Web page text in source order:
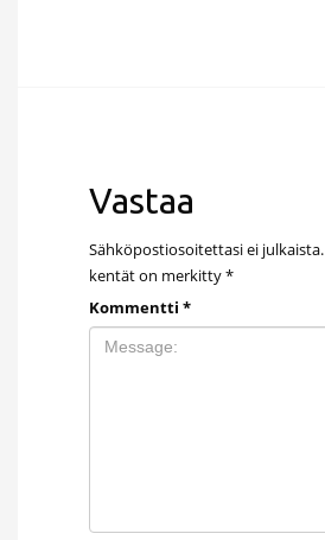
Vastaa
Sähköpostiosoitettasi ei julkaista.
kentät on merkitty*
Kommentti *